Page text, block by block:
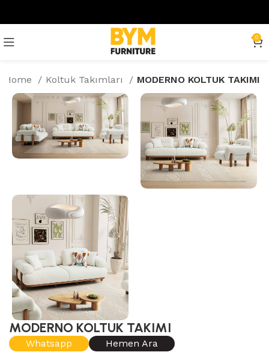
0
Home Koltuk Takımları MODERNO KOLTUK TAKIMI
MODERNO KOLTUK TAKIMI
Whatsapp Hemen Ara